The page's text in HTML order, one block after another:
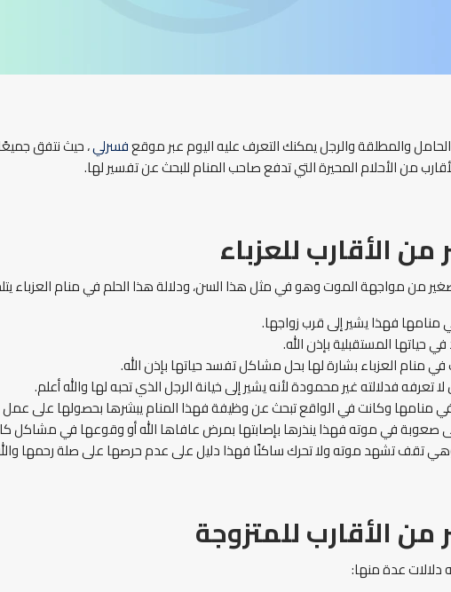
والمطلقة والرجل يمكنك التعرف عليه اليوم عبر موقعفسرلي، حيثنتفق
من الأحلام المحيرة التي تدفع صاحب المنام للبحث عن تفسير لها.
الأقارب للعزباء
من مواجهة الموت وهو في مثل هذا السن، ودلالة هذا الحلم في منام العزباء
فهذا يشير إلى قرب زواجها.
المستقبلية بإذن الله.
العزباء بشارة لها بحل مشاكل تفسد حياتها بإذن الله.
فدلالته غير محمودة لأنه يشير إلى خيانة الرجل الذي تحبه لها والله أعلم.
منامها وكانت في الواقع تبحث عن وظيفة فهذا المنام يبشرها بحصولها على عمل
صعوبة في موته فهذا ينذرها بإصابتها بمرض عافاها الله أو وقوعها في مشاكل
تشهد موته ولا تحرك ساكنًا فهذا دليل على عدم حرصها على صلة رحمها
الأقارب للمتزوجة
عدة منها: